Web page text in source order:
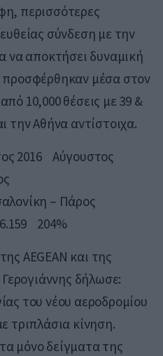
περισσότερες
σύνδεση με την
να αποκτήσει δυναμική
μέσα στον
10,000 θέσεις με 39 &
την Αθήνα αντίστοιχα.
2016 Αύγουστος
– Πάρος
204%
AEGEAN και της
δήλωσε:
του νέου αεροδρομίου
τριπλάσια κίνηση.
μόνο δείγματα της